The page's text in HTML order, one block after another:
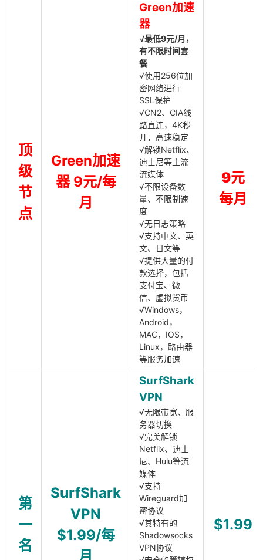
顶
级
节
点
Green加速
器 9元/每
月
Green加速
器
√最低9元/月，
有不限时间套
餐
√使用256位加
密网络进行
SSL保护
√CN2、CIA线
路直连，4K秒
开，高速稳定
√解锁Netflix、
迪士尼等主流
流媒体
√不限设备数
量、不限制速
度
√无日志策略
√支持中文、英
文、日文等
√提供大量的付
款选择，包括
支付宝、微
信、虚拟货币
√Windows，
Android，
MAC，IOS，
Linux，路由器
等服务加速
9元
每月
第
一
名
SurfShark
VPN
$1.99/每
月
SurfShark
VPN
√无限带宽、服
务器切换
√完美解锁
Netflix、迪士
尼、Hulu等流
媒体
√支持
Wireguard加
密协议
√其特有的
Shadowsocks
VPN协议
$1.99